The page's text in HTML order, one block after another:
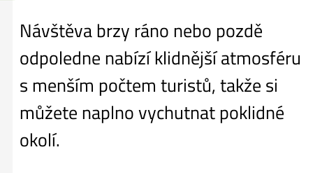
Návštěva brzy ráno nebo pozdě
odpoledne nabízí klidnější atmosféru
s menším počtem turistů, takže si
můžete naplno vychutnat poklidné
okolí.